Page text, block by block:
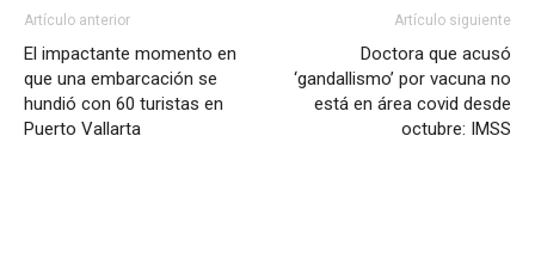
Artículo anterior
El impactante momento en
que una embarcación se
hundió con 60 turistas en
Puerto Vallarta
Artículo siguiente
Doctora que acusó
‘gandallismo’ por vacuna no
está en área covid desde
octubre: IMSS